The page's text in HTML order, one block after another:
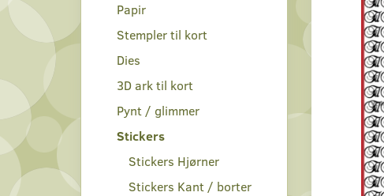
Papir
Stempler til kort
Dies
3D ark til kort
Pynt / glimmer
Stickers
Stickers Hjørner
Stickers Kant / borter